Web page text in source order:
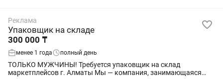
Реклама
Упаковщик на складе
300 000 ₸
менее 1 года полный день
ТОЛЬКО МУЖЧИНЫ! Требуется упаковщик на склад
маркетплейсов г. Алматы Мы — компания, занимающаяся